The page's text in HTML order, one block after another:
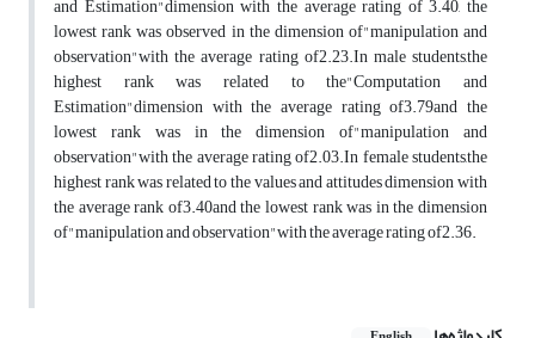
and Estimation"dimension with the average rating of 3.40, the
lowest rank was observed in the dimension of"manipulation and
observation"with the average rating of2.23.In male students,the
highest rank was related to the"Computation and
Estimation"dimension with the average rating of3.79and the
lowest rank was in the dimension of"manipulation and
observation"with the average rating of2.03.In female students,the
highest rank was related to the values and attitudes dimension with
the average rank of3.40and the lowest rank was in the dimension
of"manipulation and observation"with the average rating of2.36.